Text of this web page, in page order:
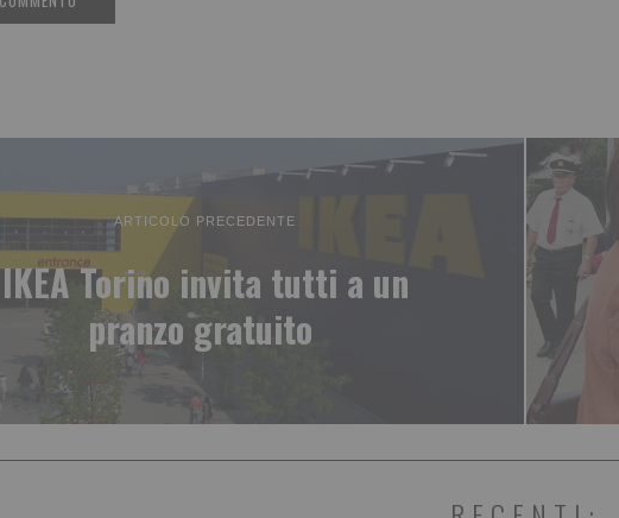
ARTICOLO PRECEDENTE
IKEA Torino invita tutti a un
pranzo gratuito